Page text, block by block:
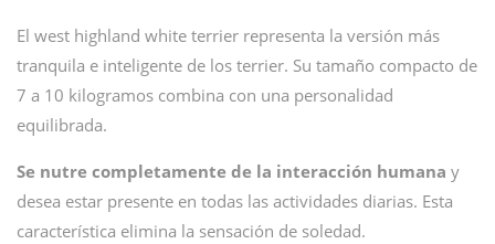
El west highland white terrier representa la versión más
tranquila e inteligente de los terrier. Su tamaño compacto de
7 a 10 kilogramos combina con una personalidad
equilibrada.
Se nutre completamente de la interacción humana y
desea estar presente en todas las actividades diarias. Esta
característica elimina la sensación de soledad.